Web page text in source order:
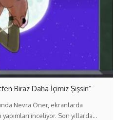
Biraz Daha İçimiz Şişsin”
Nevra Öner, ekranlarda
inceliyor. Son yıllarda…